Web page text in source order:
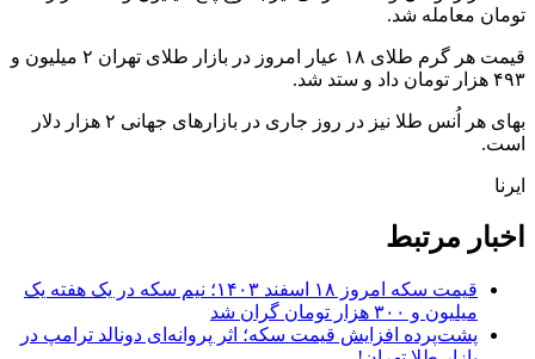
تومان معامله شد.
قیمت هر گرم طلای ۱۸ عیار امروز در بازار طلای تهران ۲ میلیون و
۴۹۳ هزار تومان داد و ستد شد.
بهای هر اُنس طلا نیز در روز جاری در بازارهای جهانی ۲ هزار دلار
است.
ایرنا
اخبار مرتبط
قیمت سکه امروز ۱۸ اسفند ۱۴۰۳؛ نیم سکه در یک هفته یک
میلیون و ۳۰۰ هزار تومان گران شد
پشت‌پرده افزایش قیمت سکه؛ اثر پروانه‌ای دونالد ترامپ در